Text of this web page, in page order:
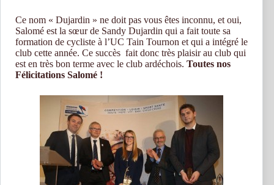
Ce nom « Dujardin » ne doit pas vous êtes inconnu, et oui,
Salomé est la sœur de Sandy Dujardin qui a fait toute sa
formation de cycliste à l’UC Tain Tournon et qui a intégré le
club cette année. Ce succès fait donc très plaisir au club qui
est en très bon terme avec le club ardéchois. Toutes nos
Félicitations Salomé !